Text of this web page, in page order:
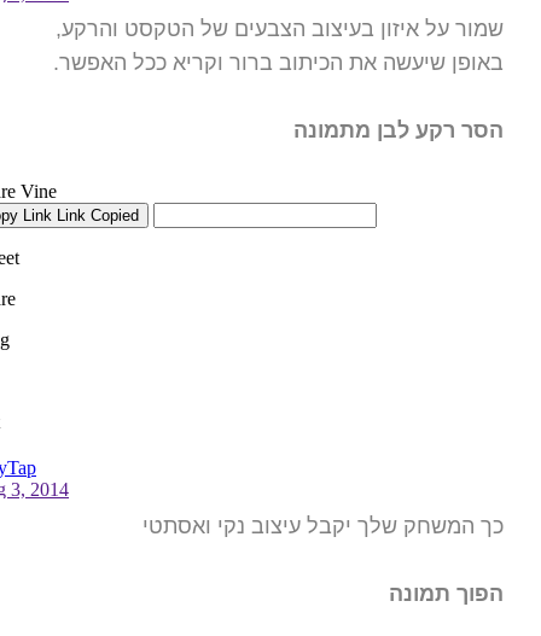
שמור על איזון בעיצוב הצבעים של הטקסט והרקע,
באופן שיעשה את הכיתוב ברור וקריא ככל האפשר.
הסר רקע לבן מתמונה
כך המשחק שלך יקבל עיצוב נקי ואסתטי
הפוך תמונה